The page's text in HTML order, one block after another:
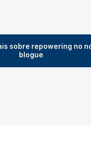
sobre repowering no
blogue